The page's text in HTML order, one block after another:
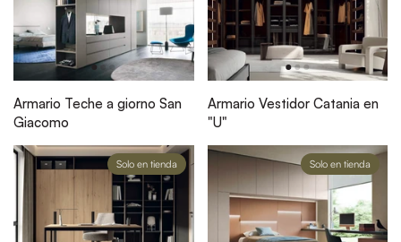
Armario Teche a giorno San
Giacomo
Armario Vestidor Catania en
"U"
Solo en tienda Solo en tienda